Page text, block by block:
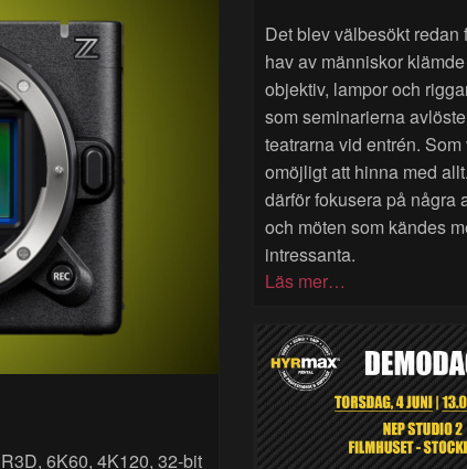
6K60, 4K120, 32-bit
Det blev välbesökt redan
hav av människor
objektiv, lampor och
som seminarierna
teatrarna vid entrén.
omöjligt att hinna med
därför fokusera på några
och möten som kändes
intressanta.
Läs mer…